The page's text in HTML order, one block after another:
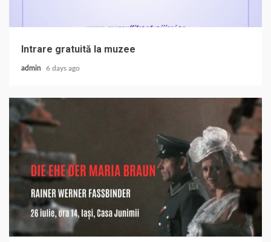
Intrare gratuită la muzee
admin 6 days ago